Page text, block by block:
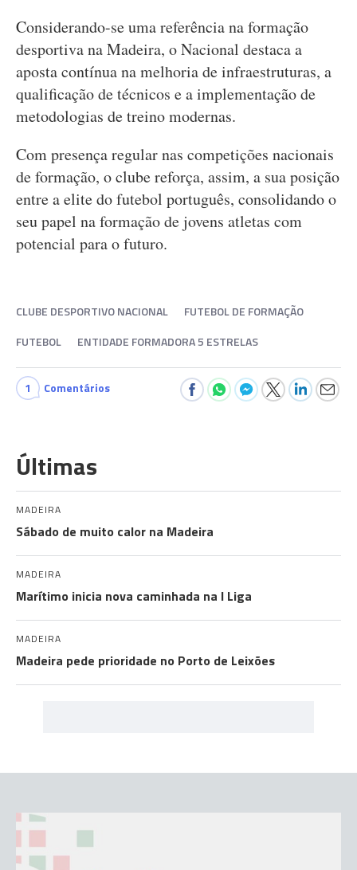
Considerando-se uma referência na formação
desportiva na Madeira, o Nacional destaca a
aposta contínua na melhoria de infraestruturas, a
qualificação de técnicos e a implementação de
metodologias de treino modernas.
Com presença regular nas competições nacionais
de formação, o clube reforça, assim, a sua posição
entre a elite do futebol português, consolidando o
seu papel na formação de jovens atletas com
potencial para o futuro.
CLUBE DESPORTIVO NACIONAL
FUTEBOL DE FORMAÇÃO
FUTEBOL
ENTIDADE FORMADORA 5 ESTRELAS
1 Comentários
Últimas
MADEIRA
Sábado de muito calor na Madeira
MADEIRA
Marítimo inicia nova caminhada na I Liga
MADEIRA
Madeira pede prioridade no Porto de Leixões